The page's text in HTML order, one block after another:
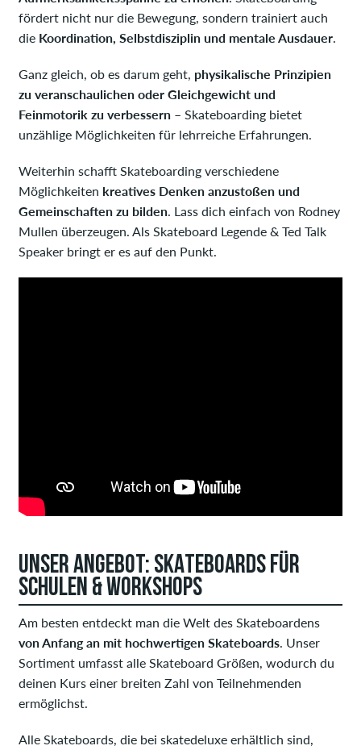
fördert nicht nur die Bewegung, sondern trainiert auch
die Koordination, Selbstdisziplin und mentale Ausdauer
Ganz gleich, ob es darum geht, physikalische Prinzipien
zu veranschaulichen oder Gleichgewicht und
Feinmotorik zu verbessern – Skateboarding bietet
unzählige Möglichkeiten für lehrreiche Erfahrungen.
Weiterhin schafft Skateboarding verschiedene
Möglichkeiten kreatives Denken anzustoßen und
Gemeinschaften zu bilden . Lass dich einfach von Rodney
Mullen überzeugen. Als Skateboard Legende & Ted Talk
Speaker bringt er es auf den Punkt.
UNSER ANGEBOT: SKATEBOARDS FÜR
SCHULEN & WORKSHOPS
Am besten entdeckt man die Welt des Skateboardens
von Anfang an mit hochwertigen Skateboards. Unser
Sortiment umfasst alle Skateboard Größen, wodurch du
deinen Kurs einer breiten Zahl von Teilnehmenden
ermöglichst.
Alle Skateboards, die bei skatedeluxe erhältlich sind,